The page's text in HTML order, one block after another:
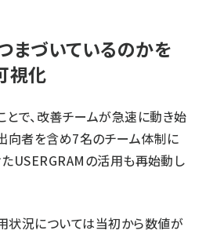
まづいているのかを
視化
で、改善チームが急速に動き始
向者を含め7名のチーム体制に
USERGRAMの活用も再始動し
状況については当初から数値が